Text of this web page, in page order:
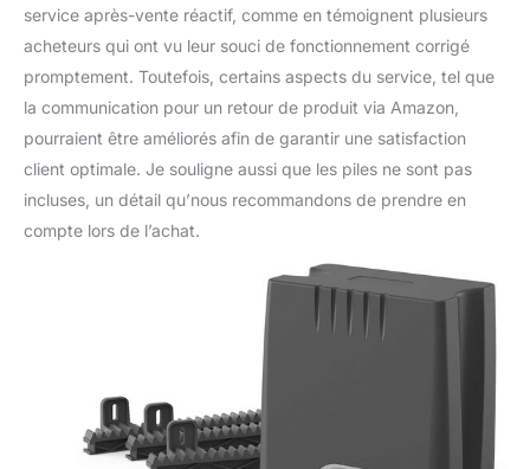
service après-vente réactif, comme en témoignent plusieurs
acheteurs qui ont vu leur souci de fonctionnement corrigé
promptement. Toutefois, certains aspects du service, tel que
la communication pour un retour de produit via Amazon,
pourraient être améliorés afin de garantir une satisfaction
client optimale. Je souligne aussi que les piles ne sont pas
incluses, un détail qu’nous recommandons de prendre en
compte lors de l’achat.